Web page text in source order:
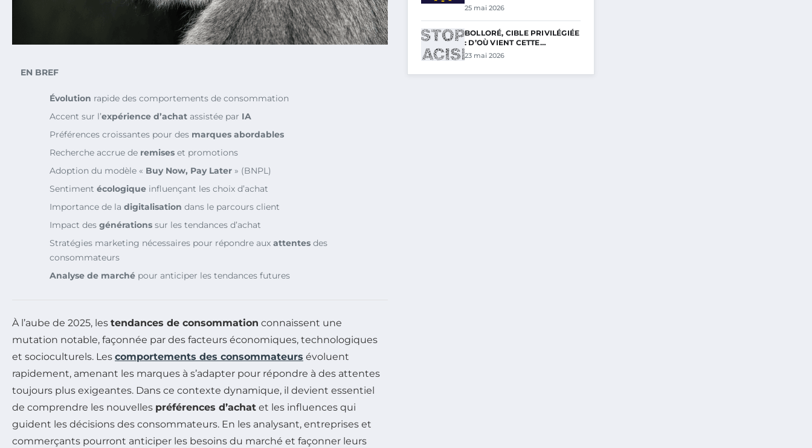
EN BREF
Évolution rapide des comportements de consommation
Accent sur l’expérience d’achat assistée par IA
Préférences croissantes pour des marques abordables
Recherche accrue de remises et promotions
Adoption du modèle « Buy Now, Pay Later » (BNPL)
Sentiment écologique influençant les choix d’achat
Importance de la digitalisation dans le parcours client
Impact des générations sur les tendances d’achat
Stratégies marketing nécessaires pour répondre aux attentes des
consommateurs
Analyse de marché pour anticiper les tendances futures
À l’aube de 2025, les tendances de consommation connaissent une
mutation notable, façonnée par des facteurs économiques, technologiques
et socioculturels. Les comportements des consommateurs évoluent
rapidement, amenant les marques à s’adapter pour répondre à des attentes
toujours plus exigeantes. Dans ce contexte dynamique, il devient essentiel
de comprendre les nouvelles préférences d’achat et les influences qui
guident les décisions des consommateurs. En les analysant, entreprises et
commerçants pourront anticiper les besoins du marché et façonner leurs
25 mai 2026
BOLLORÉ, CIBLE PRIVILÉGIÉE
: D’OÙ VIENT CETTE…
23 mai 2026